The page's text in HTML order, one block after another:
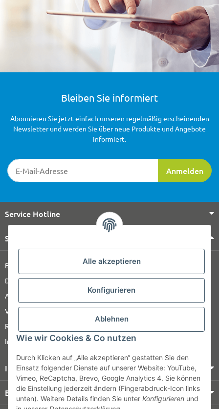
Alle akzeptieren
Konfigurieren
Ablehnen
Wie wir Cookies & Co nutzen
Durch Klicken auf „Alle akzeptieren“ gestatten Sie den
Einsatz folgender Dienste auf unserer Website: YouTube,
Vimeo, ReCaptcha, Brevo, Google Analytics 4. Sie können
die Einstellung jederzeit ändern (Fingerabdruck-Icon links
unten). Weitere Details finden Sie unter Konfigurieren und
Bleiben Sie informiert
Newsletter-Registrierung
Anmelden
Abonnieren Sie jetzt einfach unseren regelmäßig erscheinenden
Newsletter und werden Sie über neue Produkte und Angebote
informiert.
Service Hotline
Shop Service
Barrierefreiheitserklärung
Datenschutz
AGB
Versandinformationen
Retour
Impressum
Informationen
Bezahlung & Versand